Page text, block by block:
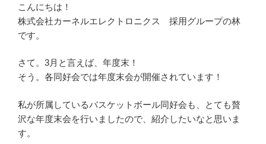
こんにちは！
株式会社カーネルエレクトロニクス 採用グループの林
です。
さて。3月と言えば、年度末！
そう。各同好会では年度末会が開催されています！
私が所属しているバスケットボール同好会も、とても贅
沢な年度末会を行いましたので、紹介したいなと思いま
す。